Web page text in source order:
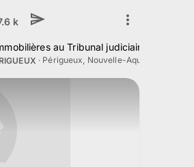
k
au Tribunal judiciaire de
· Périgueux, Nouvelle-Aquitaine